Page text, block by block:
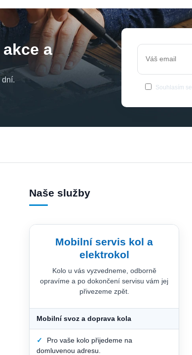
a
dní.
Souhlasím se
Naše služby
Mobilní servis kol a
elektrokol
Kolo u vás vyzvedneme, odborně
opravíme a po dokončení servisu vám jej
přivezeme zpět.
Mobilní svoz a doprava kola
✓
Pro vaše kolo přijedeme na
domluvenou adresu.